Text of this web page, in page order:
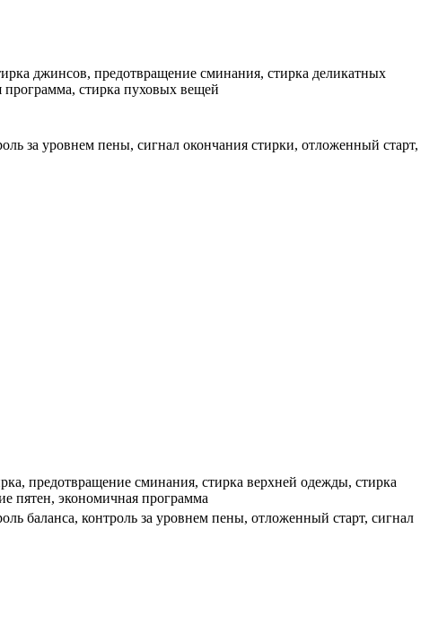
джинсов, предотвращение сминания, стирка деликатных
стирка пуховых вещей
за уровнем пены, сигнал окончания стирки, отложенный старт,
предотвращение сминания, стирка верхней одежды, стирка
пятен, экономичная программа
баланса, контроль за уровнем пены, отложенный старт, сигнал